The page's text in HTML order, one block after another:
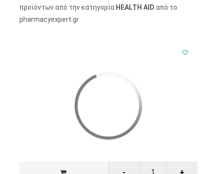
προϊόντων από την κατηγορία HEALTH AID από το
pharmacyexpert.gr